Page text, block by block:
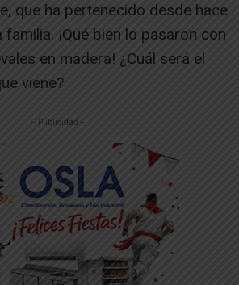
que ha pertenecido desde hace
¡Qué bien lo pasaron con
en madera! ¿Cuál será el
viene?
-- Publicidad --